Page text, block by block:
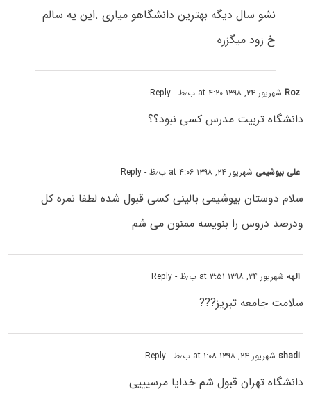
نشو سال دیگه بهترین دانشگاهو میاری .این یه سالم
خ زود میگزره
Rozشهریور ۲۴, ۱۳۹۸ at ۴:۲۰ ب٫ظ - Reply
دانشگاه تربیت مدرس کسی نبود؟؟
على بیوشیمى شهریور ۲۴, ۱۳۹۸ at ۴:۰۶ ب٫ظ - Reply
سلام دوستان بیوشیمى بالینى کسی قبول شده لطفا نمره کل
ودرصد دروس را بنویسه ممنون مى شم
الههشهریور ۲۴, ۱۳۹۸ at ۳:۵۱ ب٫ظ - Reply
سلامت جامعه تبریز???
shadi شهریور ۲۴, ۱۳۹۸ at ۱:۰۸ ب٫ظ - Reply
دانشگاه تهران قبول شم خدایا مرسیییی